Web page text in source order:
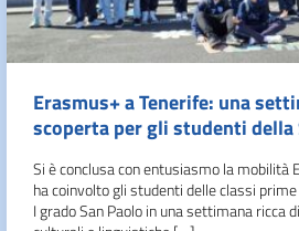
Erasmus+ a Tenerife: una
scoperta per gli studenti della
Si è conclusa con entusiasmo la mobilità
ha coinvolto gli studenti delle classi
I grado San Paolo in una settimana ricca